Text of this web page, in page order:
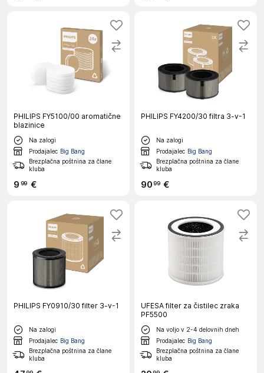
PHILIPS FY5100/00 aromatične
blazinice
Na zalogi
Prodajalec Big Bang
Brezplačna poštnina za člane
kluba
9 99 €
PHILIPS FY4200/30 filtra 3-v-1
Na zalogi
Prodajalec Big Bang
Brezplačna poštnina za člane
kluba
9099 €
PHILIPS FY0910/30 filter 3-v-1
Na zalogi
Prodajalec Big Bang
Brezplačna poštnina za člane
kluba
UFESA filter za čistilec zraka
PF5500
Na voljo v 2-4 delovnih dneh
Prodajalec Big Bang
Brezplačna poštnina za člane
kluba